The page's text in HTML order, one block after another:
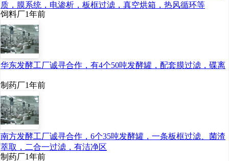
质，膜系统，电渗析，板框过滤，真空烘箱，热风循环等
饲料厂1年前
华东发酵工厂诚寻合作，有4个50吨发酵罐，配套膜过滤，碟离
制药厂1年前
南方发酵工厂诚寻合作，6个35吨发酵罐，一条板框过滤、菌渣
萃取，二合一过滤，有洁净区
制药厂1年前